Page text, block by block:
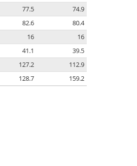
77.5
74.9
82.6
80.4
16
16
41.1
39.5
127.2
112.9
128.7 159.2